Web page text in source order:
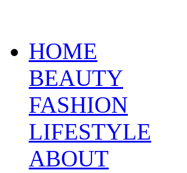
HOME
BEAUTY
FASHION
LIFESTYLE
ABOUT